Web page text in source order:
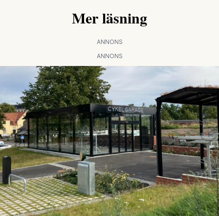
Mer läsning
ANNONS
ANNONS